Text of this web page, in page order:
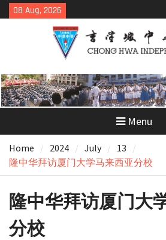
Skip
to
08 Aug, 2026
Menu
Home 2024 July
13
隆中华拜访厦门大学马来西亚分校
隆中华拜访厦门大
分校